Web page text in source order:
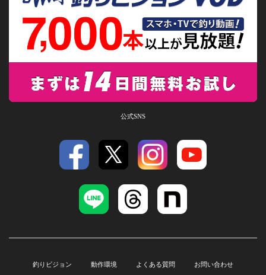
公式SNS
釣りビジョン 動作環境 よくある質問 お問い合わせ